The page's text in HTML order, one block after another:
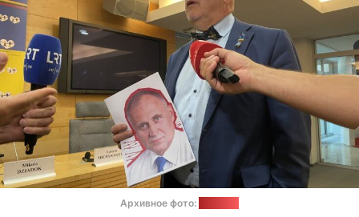
Архивное фото: